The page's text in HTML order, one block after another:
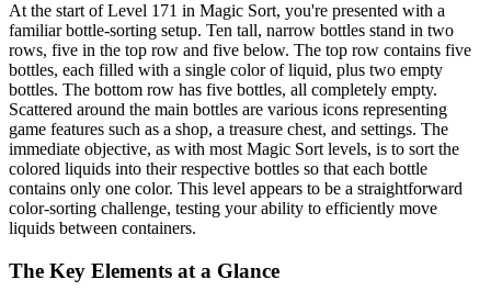
At the start of Level 171 in Magic Sort, you're presented with a
familiar bottle-sorting setup. Ten tall, narrow bottles stand in two
rows, five in the top row and five below. The top row contains five
bottles, each filled with a single color of liquid, plus two empty
bottles. The bottom row has five bottles, all completely empty.
Scattered around the main bottles are various icons representing
game features such as a shop, a treasure chest, and settings. The
immediate objective, as with most Magic Sort levels, is to sort the
colored liquids into their respective bottles so that each bottle
contains only one color. This level appears to be a straightforward
color-sorting challenge, testing your ability to efficiently move
liquids between containers.
The Key Elements at a Glance